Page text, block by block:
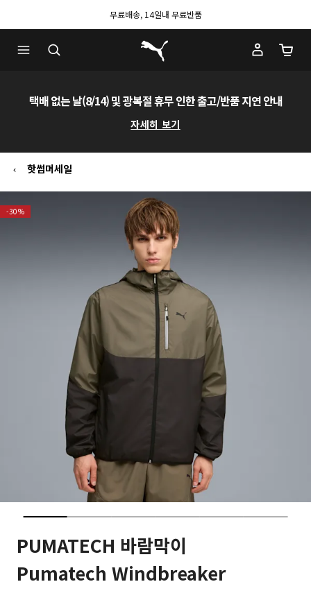
무료배송, 14일내 무료반품
푸마 홈
장바
택배 없는 날(8/14) 및 광복절 휴무 인한 출고/반품 지연 안내
자세히 보기
핫썸머세일
-30%
PUMATECH 바람막이
Pumatech Windbreaker